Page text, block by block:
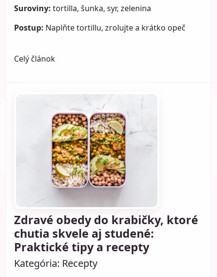
Suroviny: tortilla, šunka, syr, zelenina
Postup: Naplňte tortillu, zrolujte a krátko opeč
Celý článok
Zdravé obedy do krabičky, ktoré
chutia skvele aj studené:
Praktické tipy a recepty
Kategória: Recepty